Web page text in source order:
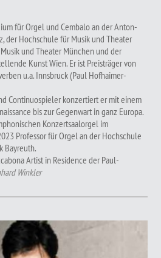
für Orgel und Cembalo an der Anton-
der Hochschule für Musik und Theater
und Theater München und der
Kunst Wien. Er ist Preisträger von
u.a. Innsbruck (Paul Hofhaimer-
Continuospieler konzertiert er mit einem
bis zur Gegenwart in ganz Europa.
Konzertsaalorgel im
Professor für Orgel an der Hochschule
Bayreuth.
Artist in Residence der Paul-
Winkler